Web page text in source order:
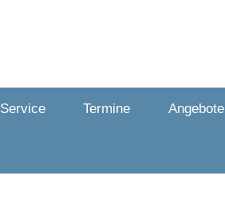
Service Termine Angebote